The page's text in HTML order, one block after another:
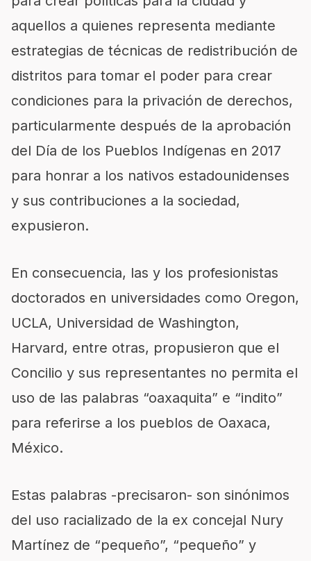
aquellos a quienes representa mediante
estrategias de técnicas de redistribución de
distritos para tomar el poder para crear
condiciones para la privación de derechos,
particularmente después de la aprobación
del Día de los Pueblos Indígenas en 2017
para honrar a los nativos estadounidenses
y sus contribuciones a la sociedad,
expusieron.
En consecuencia, las y los profesionistas
doctorados en universidades como Oregon,
UCLA, Universidad de Washington,
Harvard, entre otras, propusieron que el
Concilio y sus representantes no permita el
uso de las palabras “oaxaquita” e “indito”
para referirse a los pueblos de Oaxaca,
México.
Estas palabras -precisaron- son sinónimos
del uso racializado de la ex concejal Nury
Martínez de “pequeño”, “pequeño” y